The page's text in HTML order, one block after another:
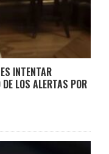
INTENTAR
LOS ALERTAS POR